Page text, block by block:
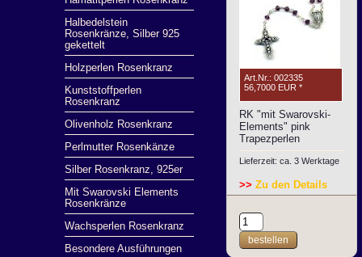
Halbedelstein
Rosenkränze, Silber 925
gekettelt
Holzperlen Rosenkranz
Kunststoffperlen
Rosenkranz
Olivenholz Rosenkranz
Perlmutter Rosenkänze
Silber Rosenkranz, 925er
Mit Swarovski Elements
Rosenkränze
Wachsperlen Rosenkranz
Besondere Ausführungen
Art.Nr.: 002335
56,7000 EUR *
RK "mit Swarovski-
Elements" pink
Trapezperlen
Lieferzeit: ca. 3 Werktage
>> Zu den Details
bestellen